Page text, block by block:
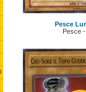
Pesce
Pesce